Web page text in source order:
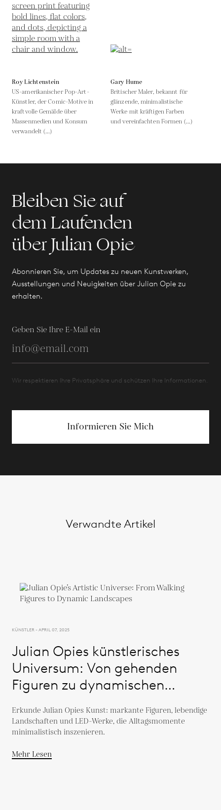
Roy Lichtenstein
US-amerikanischer Pop-Art-
Künstler, der Comic-Motive in
kraftvolle Gemälde über
Massenmedien und Konsum
verwandelt (...)
Gary Hume
Britischer Maler, bekannt für
glänzende, minimalistische
Werke mit kräftigen Farben
und vereinfachten Formen (...)
Bleiben Sie auf
dem Laufenden
über Julian Opie
Abonnieren Sie, um Updates zu neuen Kunstwerken,
Ausstellungen und Neuigkeiten über Julian Opie zu
erhalten.
Geben Sie Ihre E-Mail ein
Wir respektieren Ihre Privatsphäre und schützen Ihre Informationen.
Informieren Sie Mich
Verwandte Artikel
KÜNSTLER - APRIL 07, 2025
Julian Opies künstlerisches
Universum: Von gehenden
Figuren zu dynamischen
Erkunde Julian Opies Kunst: markante Figuren, lebendige
Landschaften und LED-Werke, die Alltagsmomente
minimalistisch inszenieren.
Mehr Lesen